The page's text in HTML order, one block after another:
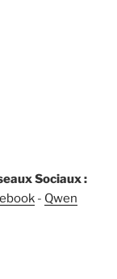
Sociaux :
- Qwen